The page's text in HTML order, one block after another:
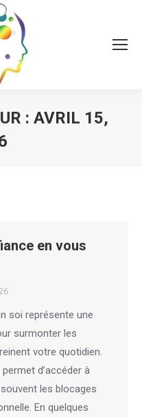
: AVRIL 15,
en vous
soi représente une
surmonter les
votre quotidien.
d’accéder à
les blocages
En quelques